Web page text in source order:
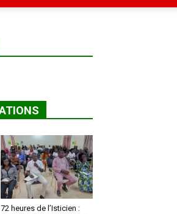
72 heures de l’Isticien :